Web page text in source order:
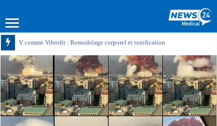
V comme Vibrofit : Remodelage corporel et tonification